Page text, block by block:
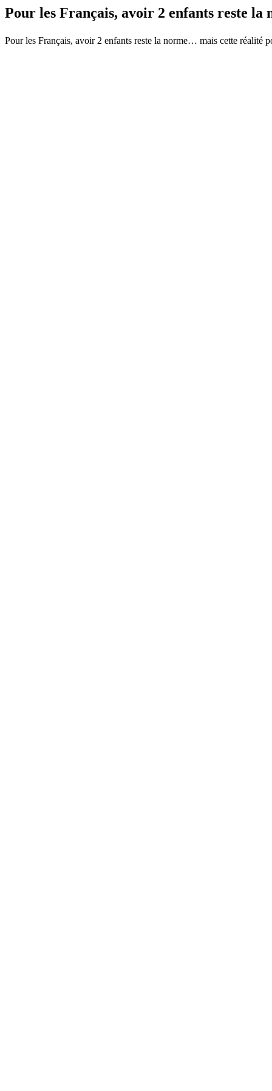
Pour les Français, avoir 2 enfants reste
Pour les Français, avoir 2 enfants reste la norme… mais cette réalité